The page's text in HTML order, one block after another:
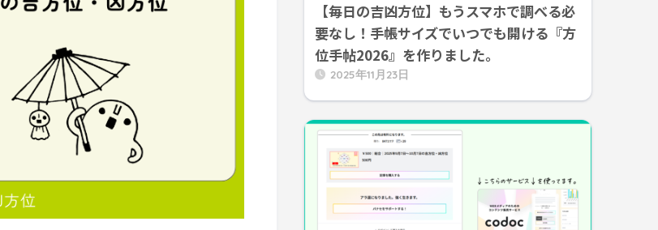
【毎日の吉凶方位】もうスマホで調べる必
要なし！手帳サイズでいつでも開ける『方
位手帖2026』を作りました。
2025年11月23日